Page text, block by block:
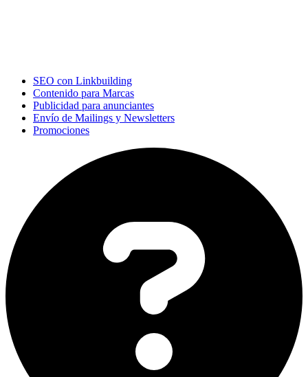
SEO con Linkbuilding
Contenido para Marcas
Publicidad para anunciantes
Envío de Mailings y Newsletters
Promociones